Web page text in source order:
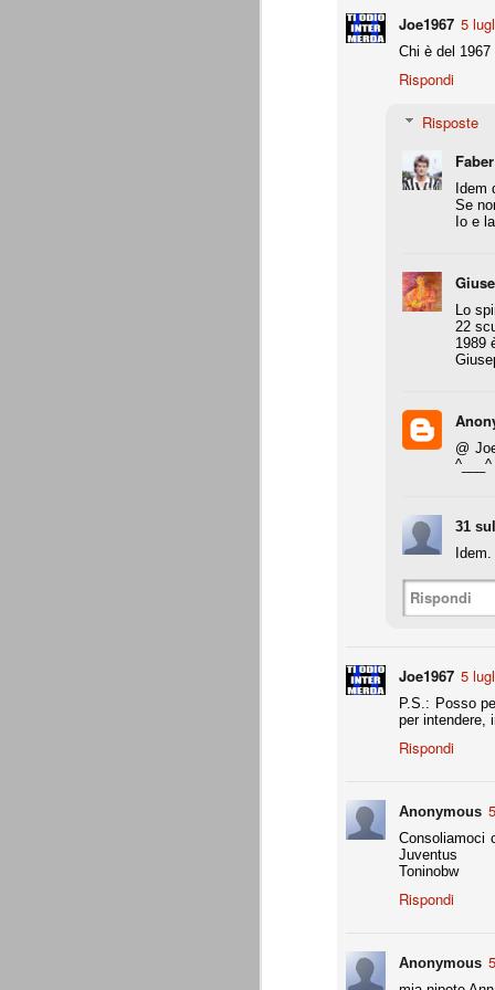
Joe1967 5
Chi è del
Rispondi
Risposte
Faber
Idem
Se
Io e
Lo
22
1989
@
^___^
31
Rispondi
Joe1967 5
P.S.: Posso
per intendere,
Rispondi
Anonymous
Consoliamoci
Juventus
Toninobw
Rispondi
Anonymous
Daniele Rugani
A fine mese (29 luglio) compirà
Daniele Rugani. Difensore
per la chiusura pulita, bravo nel
È tempo di cessioni
rimpiazzare immediatamente le
che aveva dato molto in questi 4 anni.
Sassuolo per Berardi e il riscatto di
Giovedì 25 giugno 2015 si è
(comproprietà). Martedì 30
l'apertura delle buste chiuse, in
La Juventus ha comunque già risolto
Ad oggi, Zaza è ancora un
dovesse venire alla Juventus,
Gabbiadini (al Napoli), finora ci hanno
per merito loro, ma per merito di quel
Da agosto 2012 a giugno 2015.
Grazie, Juve. Stagione
Siamo orgogliosi di voi. Grazie.
che a metà luglio veniva dato
preparazione, metodi di allenamento,
- Supercoppa italiana: 2° posto (persa